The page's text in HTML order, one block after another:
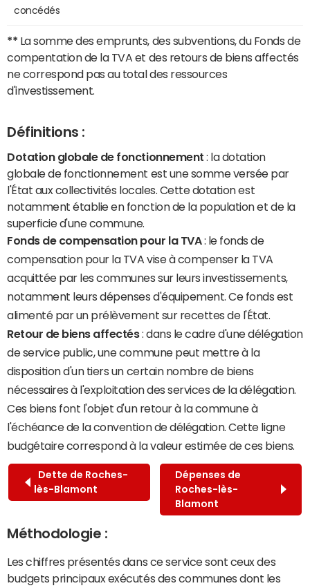
concédés
** La somme des emprunts, des subventions, du Fonds de
compentation de la TVA et des retours de biens affectés
ne correspond pas au total des ressources
d'investissement.
Définitions :
Dotation globale de fonctionnement : la dotation
globale de fonctionnement est une somme versée par
l'État aux collectivités locales. Cette dotation est
notamment établie en fonction de la population et de la
superficie d'une commune.
Fonds de compensation pour la TVA: le fonds de
compensation pour la TVA vise à compenser la TVA
acquittée par les communes sur leurs investissements,
notamment leurs dépenses d'équipement. Ce fonds est
alimenté par un prélèvement sur recettes de l'État.
Retour de biens affectés: dans le cadre d'une délégation
de service public, une commune peut mettre à la
disposition d'un tiers un certain nombre de biens
nécessaires à l'exploitation des services de la délégation.
Ces biens font l'objet d'un retour à la commune à
l'échéance de la convention de délégation. Cette ligne
budgétaire correspond à la valeur estimée de ces biens.
Dette de Roches-
lès-Blamont
Dépenses de
Roches-lès-
Blamont
Méthodologie :
Les chiffres présentés dans ce service sont ceux des
budgets principaux exécutés des communes dont les